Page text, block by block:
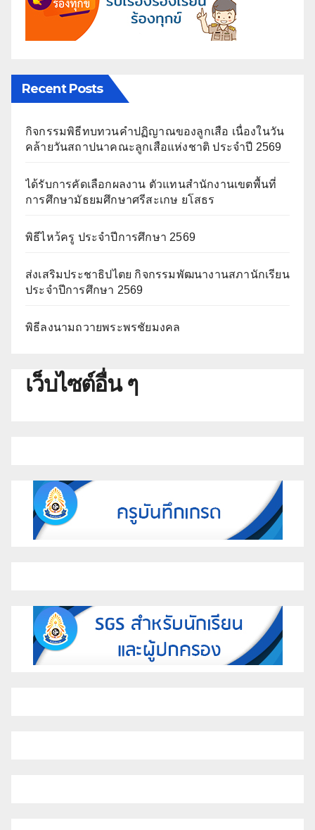
Recent Posts
กิจกรรมพิธีทบทวนคำปฏิญาณของลูกเสือ เนื่องในวัน
คล้ายวันสถาปนาคณะลูกเสือแห่งชาติ ประจำปี 2569
ได้รับการคัดเลือกผลงาน ตัวแทนสำนักงานเขตพื้นที่
การศึกษามัธยมศึกษาศรีสะเกษ ยโสธร
พิธีไหว้ครู ประจำปีการศึกษา 2569
ส่งเสริมประชาธิปไตย กิจกรรมพัฒนางานสภานักเรียน
ประจำปีการศึกษา 2569
พิธีลงนามถวายพระพรชัยมงคล
เว็บไซต์อื่น ๆ